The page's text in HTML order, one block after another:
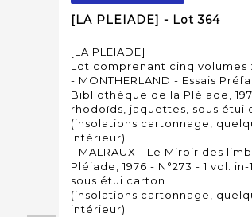
[LA PLEIADE] - Lot 364
[LA PLEIADE]
Lot comprenant cinq volumes :
- MONTHERLAND - Essais
Bibliothèque de la Pléiade,
rhodoïds, jaquettes, sous étui
(insolations cartonnage,
intérieur)
- MALRAUX - Le Miroir des
Pléiade, 1976 - N°273 - 1 vol.
sous étui carton
(insolations cartonnage,
intérieur)